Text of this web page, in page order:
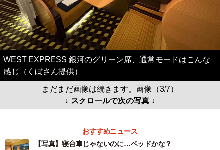
WEST EXPRESS 銀河のグリーン席、通常モードはこんな
感じ（くぼさん提供）
まだまだ画像は続きます。画像（3/7）
↓ スクロールで次の写真 ↓
おすすめニュース
【写真】寝台車じゃないのに…ベッドかな？